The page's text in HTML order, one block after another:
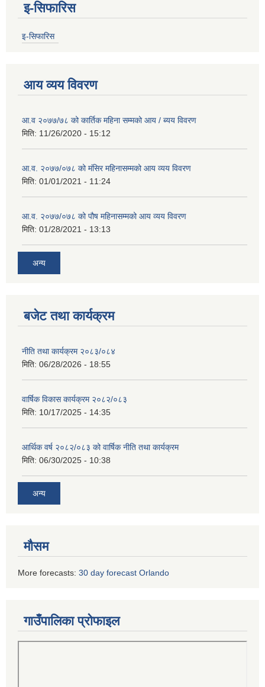
इ-सिफारिस
इ-सिफारिस
आय व्यय विवरण
आ.व २०७७/७८ को कार्तिक महिना सम्मको आय / ब्यय विवरण
मिति: 11/26/2020 - 15:12
आ.व. २०७७/०७८ को मंसिर महिनासम्मको आय व्यय विवरण
मिति: 01/01/2021 - 11:24
आ.व. २०७७/०७८ को पौष महिनासम्मको आय व्यय विवरण
मिति: 01/28/2021 - 13:13
अन्य
बजेट तथा कार्यक्रम
नीति तथा कार्यक्रम २०८३/०८४
मिति: 06/28/2026 - 18:55
वार्षिक विकास कार्यक्रम २०८२/०८३
मिति: 10/17/2025 - 14:35
आर्थिक वर्ष २०८२/०८३ को वार्षिक नीति तथा कार्यक्रम
मिति: 06/30/2025 - 10:38
अन्य
मौसम
More forecasts: 30 day forecast Orlando
गाउँपालिका प्रोफाइल